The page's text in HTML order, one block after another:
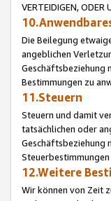
VERTEIDIGEN, ODER
Die Beilegung
angeblichen
Geschäftsbeziehung
Bestimmungen zu
11.Steuern
Steuern und damit
tatsächlichen oder
Geschäftsbeziehung
Steuerbestimmungen
12.Weitere
Wir können von Zeit